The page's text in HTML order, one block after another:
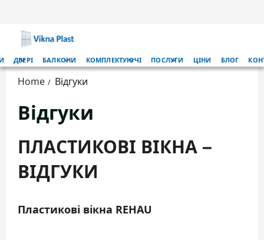
content
Menu
ДВЕРІ БАЛКОНИ КОМПЛЕКТУЮЧІ ПОСЛУГИ ЦІНИ БЛОГ
Home Відгуки
Відгуки
ПЛАСТИКОВІ ВІКНА –
ВІДГУКИ
Пластикові вікна REHAU